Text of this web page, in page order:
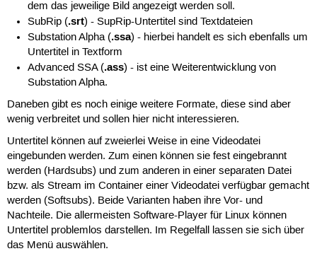
dem das jeweilige Bild angezeigt werden soll.
SubRip (.srt) - SupRip-Untertitel sind Textdateien
Substation Alpha (.ssa) - hierbei handelt es sich ebenfalls um
Untertitel in Textform
Advanced SSA (.ass) - ist eine Weiterentwicklung von
Substation Alpha.
Daneben gibt es noch einige weitere Formate, diese sind aber
wenig verbreitet und sollen hier nicht interessieren.
Untertitel können auf zweierlei Weise in eine Videodatei
eingebunden werden. Zum einen können sie fest eingebrannt
werden (Hardsubs) und zum anderen in einer separaten Datei
bzw. als Stream im Container einer Videodatei verfügbar gemacht
werden (Softsubs). Beide Varianten haben ihre Vor- und
Nachteile. Die allermeisten Software-Player für Linux können
Untertitel problemlos darstellen. Im Regelfall lassen sie sich über
das Menü auswählen.